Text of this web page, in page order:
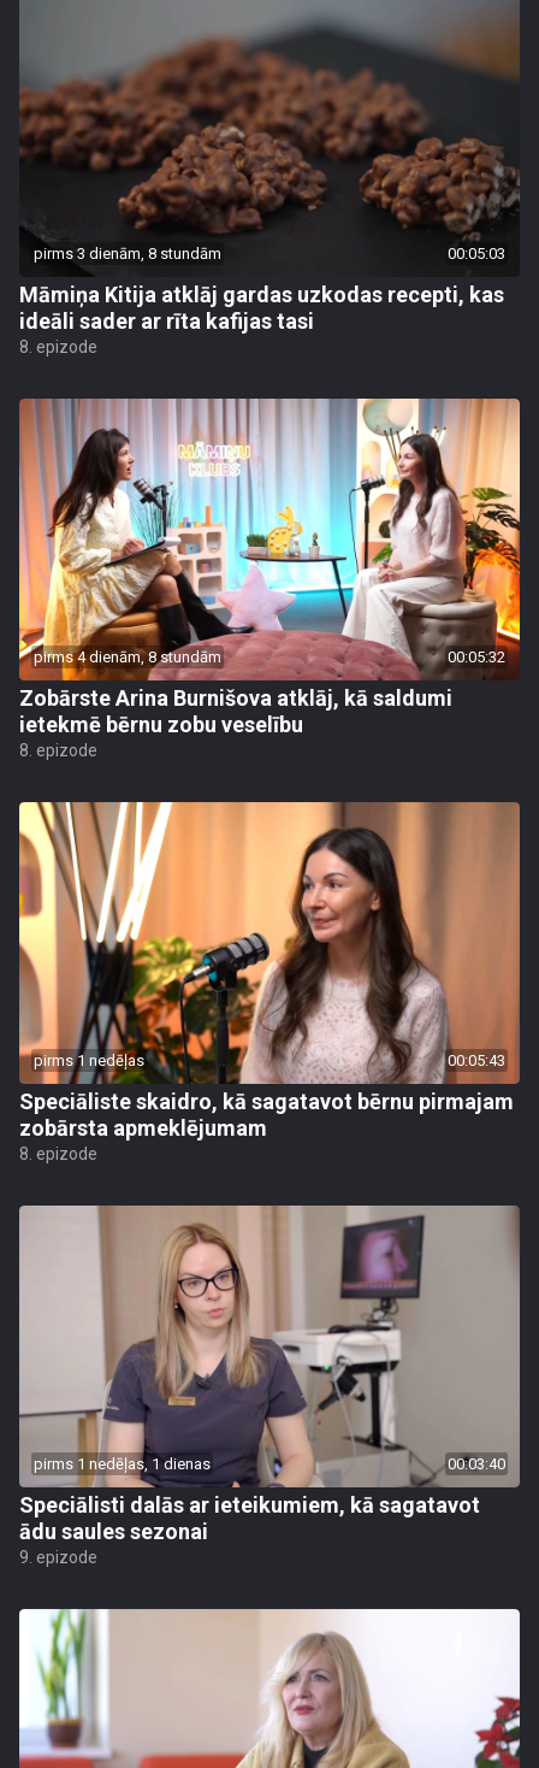
pirms 3 dienām, 8 stundām 00:05:03
Māmiņa Kitija atklāj gardas uzkodas recepti, kas
ideāli sader ar rīta kafijas tasi
8. epizode
pirms 4 dienām, 8 stundām 00:05:32
Zobārste Arina Burnišova atklāj, kā saldumi
ietekmē bērnu zobu veselību
8. epizode
pirms 1 nedēļas 00:05:43
Speciāliste skaidro, kā sagatavot bērnu pirmajam
zobārsta apmeklējumam
8. epizode
pirms 1 nedēļas, 1 dienas 00:03:40
Speciālisti dalās ar ieteikumiem, kā sagatavot
ādu saules sezonai
9. epizode